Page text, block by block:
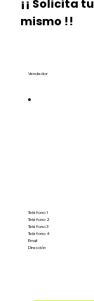
¡¡ Solicita
mismo !!
Teléfono 1
Teléfono 2
Teléfono 3
Teléfono 4
Email
Dirección
Vendedor